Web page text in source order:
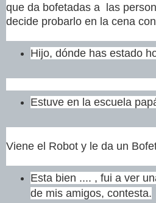
que da bofetadas a las
decide probarlo en la cena
Hijo, dónde has estado
Estuve en la escuela
Viene el Robot y le da un
Esta bien .... , fui a ver
de mis amigos, contesta.